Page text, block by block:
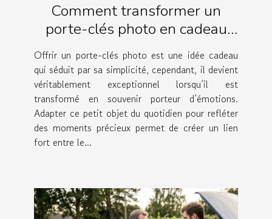
Comment transformer un
porte-clés photo en cadeau
émotionnel ?
Offrir un porte-clés photo est une idée cadeau
qui séduit par sa simplicité, cependant, il devient
véritablement exceptionnel lorsqu’il est
transformé en souvenir porteur d’émotions.
Adapter ce petit objet du quotidien pour refléter
des moments précieux permet de créer un lien
fort entre le...